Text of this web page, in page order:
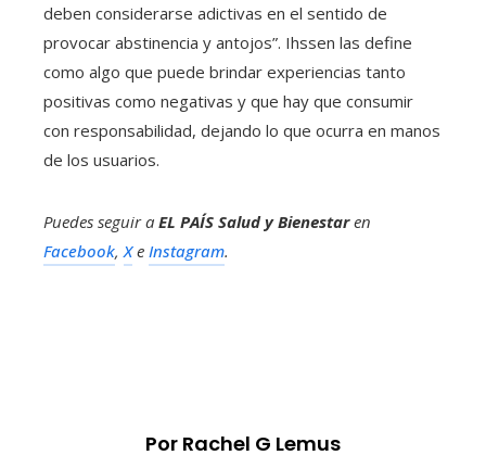
deben considerarse adictivas en el sentido de
provocar abstinencia y antojos”. Ihssen las define
como algo que puede brindar experiencias tanto
positivas como negativas y que hay que consumir
con responsabilidad, dejando lo que ocurra en manos
de los usuarios.
Puedes seguir a EL PAÍS Salud y Bienestaren
Facebook, Xe Instagram.
Por Rachel G Lemus